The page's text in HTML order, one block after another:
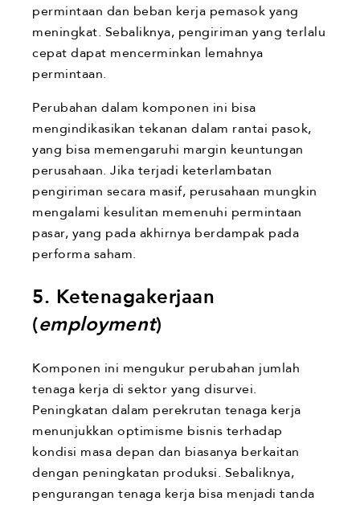
permintaan dan beban kerja pemasok yang
meningkat. Sebaliknya, pengiriman yang terlalu
cepat dapat mencerminkan lemahnya
permintaan.
Perubahan dalam komponen ini bisa
mengindikasikan tekanan dalam rantai pasok,
yang bisa memengaruhi margin keuntungan
perusahaan. Jika terjadi keterlambatan
pengiriman secara masif, perusahaan mungkin
mengalami kesulitan memenuhi permintaan
pasar, yang pada akhirnya berdampak pada
performa saham.
5. Ketenagakerjaan
(employment)
Komponen ini mengukur perubahan jumlah
tenaga kerja di sektor yang disurvei.
Peningkatan dalam perekrutan tenaga kerja
menunjukkan optimisme bisnis terhadap
kondisi masa depan dan biasanya berkaitan
dengan peningkatan produksi. Sebaliknya,
pengurangan tenaga kerja bisa menjadi tanda